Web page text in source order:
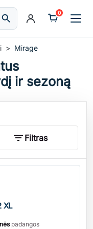
searchIeškoti
0
Mirage
ir sezoną
filter_list Filtras
XL
padangos